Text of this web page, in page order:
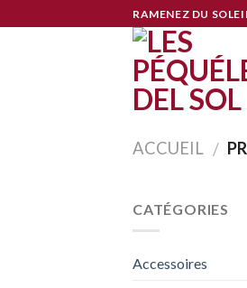
to
RAMENEZ DU
ACCUEIL /
CATÉGORIES
Accessoires